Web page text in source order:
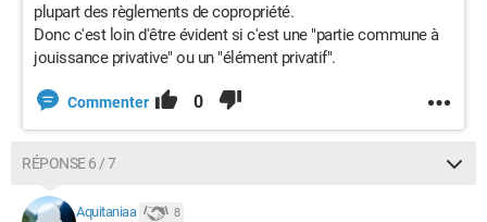
plupart des règlements de copropriété.
Donc c'est loin d'être évident si c'est une "partie commune à
jouissance privative" ou un "élément privatif".
Commenter 0
RÉPONSE 6 / 7
Aquitaniaa 8